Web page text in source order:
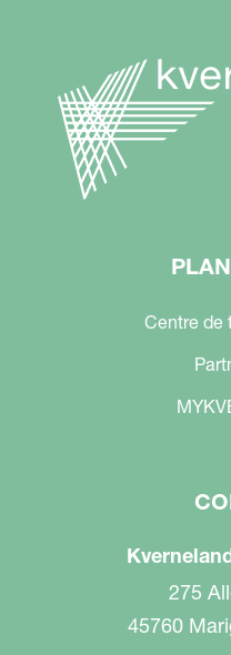
Centre de
275
45760